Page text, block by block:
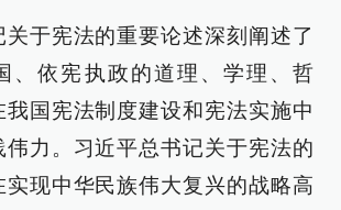
关于宪法的重要论述深刻阐述了
、依宪执政的道理、学理、哲
国宪法制度建设和宪法实施中
力。习近平总书记关于宪法的
现中华民族伟大复兴的战略高